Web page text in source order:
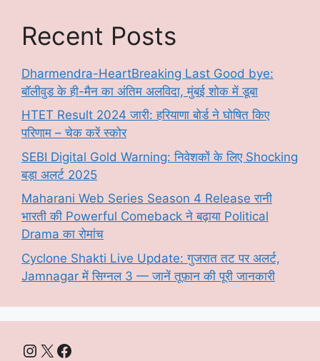
Recent Posts
Dharmendra-HeartBreaking Last Good bye:
बॉलीवुड के ही-मैन का अंतिम अलविदा, मुंबई शोक में डूबा
HTET Result 2024 जारी: हरियाणा बोर्ड ने घोषित किए
परिणाम – चेक करें स्कोर
SEBI Digital Gold Warning: निवेशकों के लिए Shocking
बड़ा अलर्ट 2025
Maharani Web Series Season 4 Release रानी
भारती की Powerful Comeback ने बढ़ाया Political
Drama का रोमांच
Cyclone Shakti Live Update: गुजरात तट पर अलर्ट,
Jamnagar में सिग्नल 3 — जानें तूफ़ान की पूरी जानकारी
Instagram
X Facebook